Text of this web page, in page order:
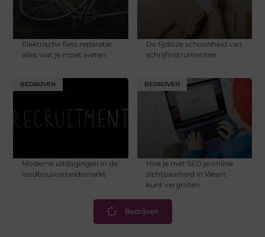
Elektrische fiets reparatie:
alles wat je moet weten
De tijdloze schoonheid van
schrijfinstrumenten
BEDRIJVEN
Moderne uitdagingen in de
landbouwarbeidsmarkt
BEDRIJVEN
Hoe je met SEO je online
zichtbaarheid in Weert
kunt vergroten
Bedrijven